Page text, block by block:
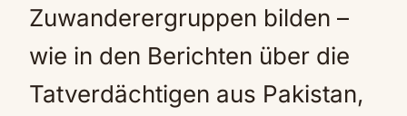
Zuwanderergruppen bilden –
wie in den Berichten über die
Tatverdächtigen aus Pakistan,